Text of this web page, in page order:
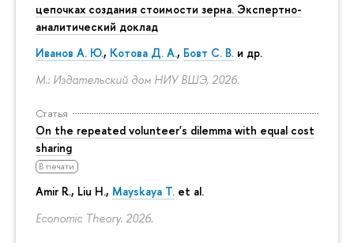
цепочках создания стоимости зерна. Экспертно-
аналитический доклад
Иванов А. Ю., Котова Д. А., Бовт С. В. и др.
М.: Издательский дом НИУ ВШЭ, 2026.
Статья
On the repeated volunteer's dilemma with equal cost
sharing
В печати
Amir R., Liu H., Mayskaya T. et al.
Economic Theory. 2026.